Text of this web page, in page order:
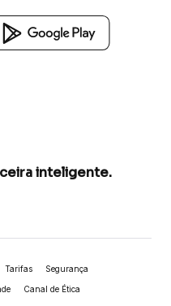
inteligente.
Tarifas Segurança
Canal de Ética